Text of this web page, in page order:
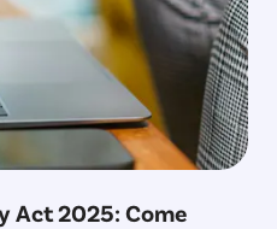
Act 2025: Come